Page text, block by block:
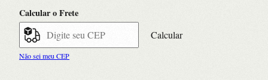
-
Volume
2
quantidade
Calcular o Frete
Calcular
Não sei meu CEP